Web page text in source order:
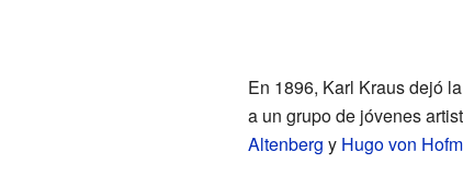
En 1896, Karl Kraus dejó
a un grupo de jóvenes
Altenberg y Hugo von